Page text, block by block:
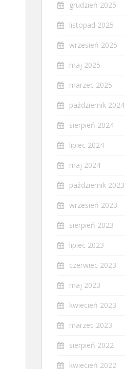
grudzień 2025
listopad 2025
wrzesień 2025
maj 2025
marzec 2025
październik 2024
sierpień 2024
lipiec 2024
maj 2024
październik 2023
wrzesień 2023
sierpień 2023
lipiec 2023
czerwiec 2023
maj 2023
kwiecień 2023
marzec 2023
sierpień 2022
kwiecień 2022